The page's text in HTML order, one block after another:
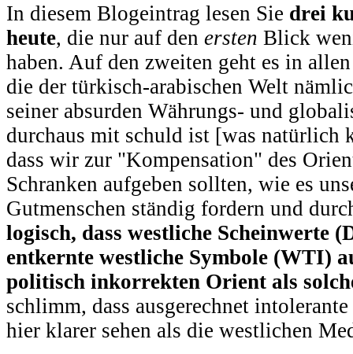
In diesem Blogeintrag lesen Sie drei
heute, die nur auf den ersten Blick
haben. Auf den zweiten geht es in
die der türkisch-arabischen Welt
seiner absurden Währungs- und
durchaus mit schuld ist [was natürlich
dass wir zur "Kompensation" des
Schranken aufgeben sollten, wie es
Gutmenschen ständig fordern und
logisch, dass westliche Scheinwerte
entkernte westliche Symbole (WTI)
politisch inkorrekten Orient als
schlimm, dass ausgerechnet
hier klarer sehen als die westlichen